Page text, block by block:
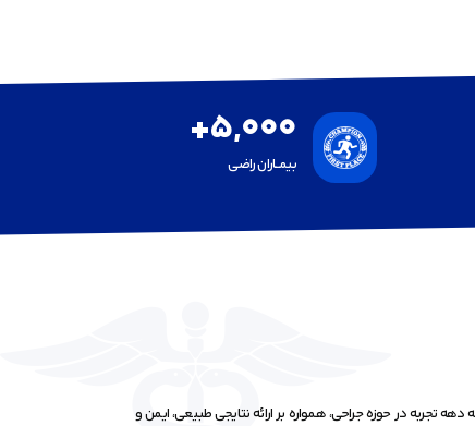
بیمـــاران راضی
5,000
+
تجربه در حوزه جراحی، همواره بر ارائه نتایجی طبیعی، ایمن و